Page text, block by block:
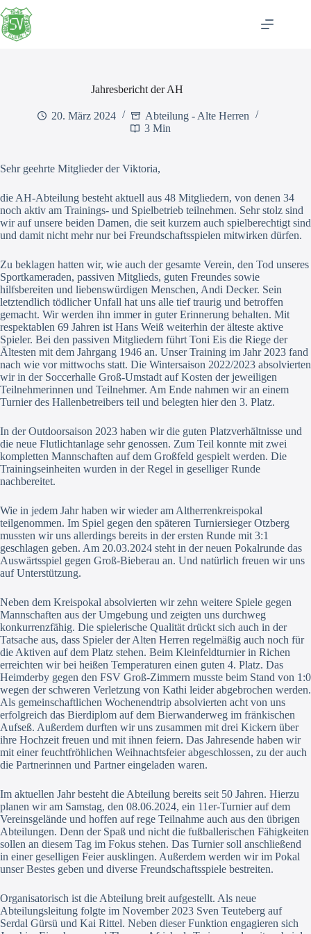
Zum
Inhalt
springen
Jahresbericht der AH
20. März 2024
Abteilung - Alte Herren
3 Min
Sehr geehrte Mitglieder der Viktoria,
die AH-Abteilung besteht aktuell aus 48 Mitgliedern, von denen 34
noch aktiv am Trainings- und Spielbetrieb teilnehmen. Sehr stolz sind
wir auf unsere beiden Damen, die seit kurzem auch spielberechtigt sind
und damit nicht mehr nur bei Freundschaftsspielen mitwirken dürfen.
Zu beklagen hatten wir, wie auch der gesamte Verein, den Tod unseres
Sportkameraden, passiven Mitglieds, guten Freundes sowie
hilfsbereiten und liebenswürdigen Menschen, Andi Decker. Sein
letztendlich tödlicher Unfall hat uns alle tief traurig und betroffen
gemacht. Wir werden ihn immer in guter Erinnerung behalten. Mit
respektablen 69 Jahren ist Hans Weiß weiterhin der älteste aktive
Spieler. Bei den passiven Mitgliedern führt Toni Eis die Riege der
Ältesten mit dem Jahrgang 1946 an. Unser Training im Jahr 2023 fand
nach wie vor mittwochs statt. Die Wintersaison 2022/2023 absolvierten
wir in der Soccerhalle Groß-Umstadt auf Kosten der jeweiligen
Teilnehmerinnen und Teilnehmer. Am Ende nahmen wir an einem
Turnier des Hallenbetreibers teil und belegten hier den 3. Platz.
In der Outdoorsaison 2023 haben wir die guten Platzverhältnisse und
die neue Flutlichtanlage sehr genossen. Zum Teil konnte mit zwei
kompletten Mannschaften auf dem Großfeld gespielt werden. Die
Trainingseinheiten wurden in der Regel in geselliger Runde
nachbereitet.
Wie in jedem Jahr haben wir wieder am Altherrenkreispokal
teilgenommen. Im Spiel gegen den späteren Turniersieger Otzberg
mussten wir uns allerdings bereits in der ersten Runde mit 3:1
geschlagen geben. Am 20.03.2024 steht in der neuen Pokalrunde das
Auswärtsspiel gegen Groß-Bieberau an. Und natürlich freuen wir uns
auf Unterstützung.
Neben dem Kreispokal absolvierten wir zehn weitere Spiele gegen
Mannschaften aus der Umgebung und zeigten uns durchweg
konkurrenzfähig. Die spielerische Qualität drückt sich auch in der
Tatsache aus, dass Spieler der Alten Herren regelmäßig auch noch für
die Aktiven auf dem Platz stehen. Beim Kleinfeldturnier in Richen
erreichten wir bei heißen Temperaturen einen guten 4. Platz. Das
Heimderby gegen den FSV Groß-Zimmern musste beim Stand von 1:0
wegen der schweren Verletzung von Kathi leider abgebrochen werden.
Als gemeinschaftlichen Wochenendtrip absolvierten acht von uns
erfolgreich das Bierdiplom auf dem Bierwanderweg im fränkischen
Aufseß. Außerdem durften wir uns zusammen mit drei Kickern über
ihre Hochzeit freuen und mit ihnen feiern. Das Jahresende haben wir
mit einer feuchtfröhlichen Weihnachtsfeier abgeschlossen, zu der auch
die Partnerinnen und Partner eingeladen waren.
Im aktuellen Jahr besteht die Abteilung bereits seit 50 Jahren. Hierzu
planen wir am Samstag, den 08.06.2024, ein 11er-Turnier auf dem
Vereinsgelände und hoffen auf rege Teilnahme auch aus den übrigen
Abteilungen. Denn der Spaß und nicht die fußballerischen Fähigkeiten
sollen an diesem Tag im Fokus stehen. Das Turnier soll anschließend
in einer geselligen Feier ausklingen. Außerdem werden wir im Pokal
unser Bestes geben und diverse Freundschaftsspiele bestreiten.
Organisatorisch ist die Abteilung breit aufgestellt. Als neue
Abteilungsleitung folgte im November 2023 Sven Teuteberg auf
Serdal Gürsü und Kai Rittel. Neben dieser Funktion engagieren sich